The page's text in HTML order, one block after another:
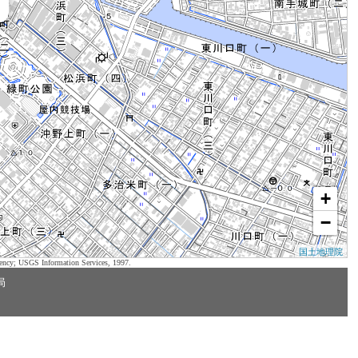
+
−
国土地理院
USGS Information Services, 1997.